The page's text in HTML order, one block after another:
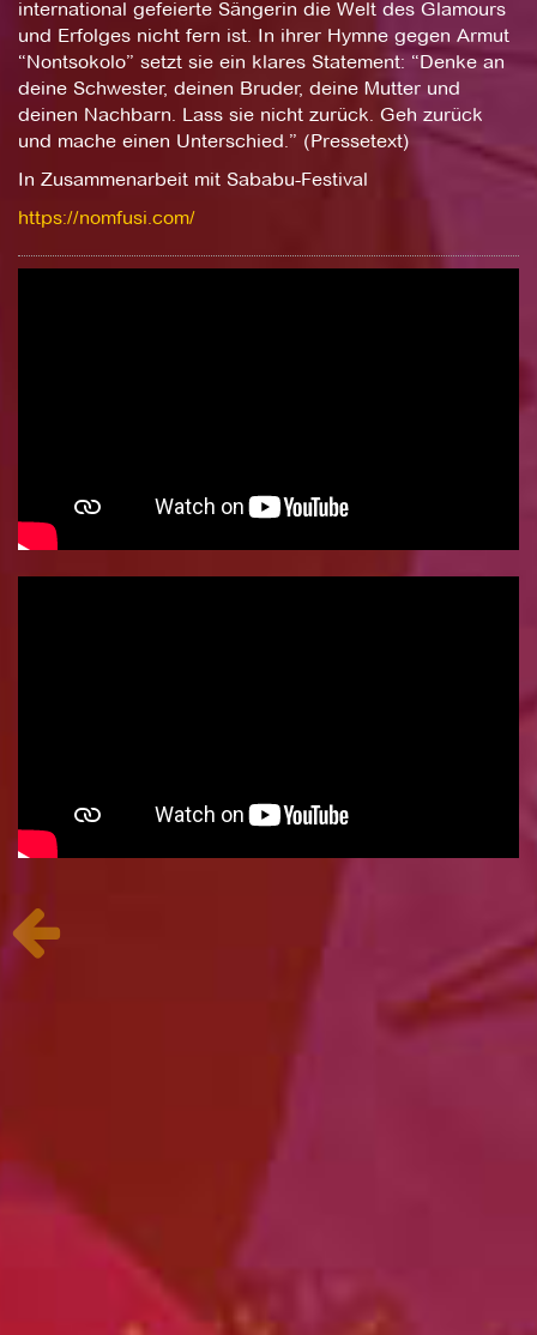
international gefeierte Sängerin die Welt des Glamours
und Erfolges nicht fern ist. In ihrer Hymne gegen Armut
“Nontsokolo” setzt sie ein klares Statement: “Denke an
deine Schwester, deinen Bruder, deine Mutter und
deinen Nachbarn. Lass sie nicht zurück. Geh zurück
und mache einen Unterschied.” (Pressetext)
In Zusammenarbeit mit Sababu-Festival
https://nomfusi.com/